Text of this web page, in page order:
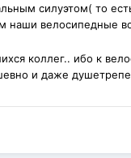
силуэтом( то
наши велосипедные
коллег.. ибо к
и даже